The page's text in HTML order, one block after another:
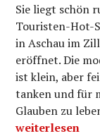
Sie liegt schön
Touristen-Hot-
in Aschau im
eröffnet. Die
ist klein, aber
tanken und für
Glauben zu
weiterlesen